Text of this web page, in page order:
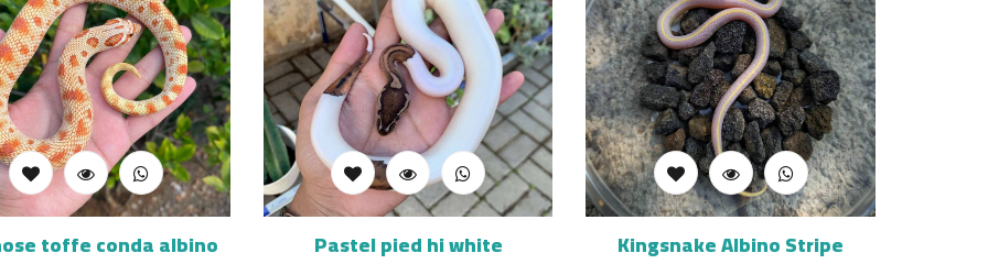
toffe conda albino Pastel pied hi white Kingsnake Albino Stripe